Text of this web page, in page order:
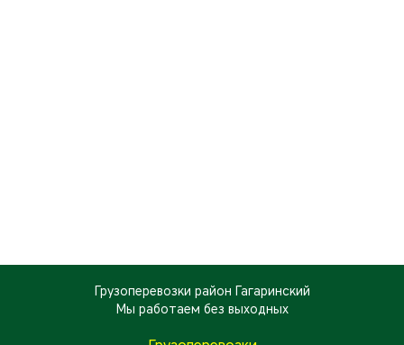
Грузоперевозки район Гагаринский
Мы работаем без выходных